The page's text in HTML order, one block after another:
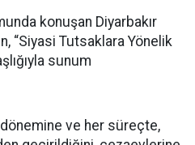
konuşan Diyarbakır
“Siyasi Tutsaklara Yönelik
sunum
ve her süreçte,